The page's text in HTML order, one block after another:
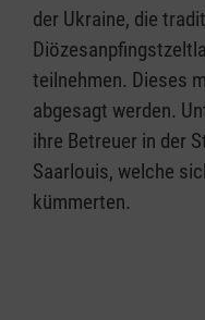
der Ukraine, die
teilnehmen. Dieses
abgesagt werden.
ihre Betreuer in der
Saarlouis, welche
kümmerten.